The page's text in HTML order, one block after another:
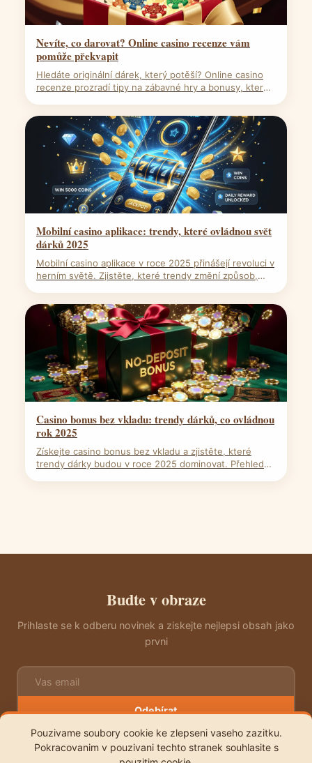
Nevíte, co darovat? Online casino recenze vám
pomůže překvapit
Hledáte originální dárek, který potěší? Online casino
recenze prozradí tipy na zábavné hry a bonusy, které
Mobilní casino aplikace: trendy, které ovládnou svět
dárků 2025
Mobilní casino aplikace v roce 2025 přinášejí revoluci v
herním světě. Zjistěte, které trendy změní způsob,
Casino bonus bez vkladu: trendy dárků, co ovládnou
rok 2025
Získejte casino bonus bez vkladu a zjistěte, které
trendy dárky budou v roce 2025 dominovat. Přehled
Budte v obraze
Prihlaste se k odberu novinek a ziskejte nejlepsi obsah jako
prvni
Odebírat
Pouzivame soubory cookie ke zlepseni vaseho zazitku.
Pokracovanim v pouzivani techto stranek souhlasite s